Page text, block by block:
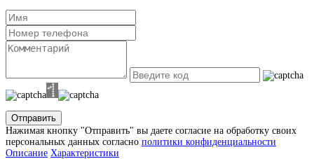
Отправить
Нажимая кнопку "Отправить" вы даете согласие на обработку своих
персональных данных согласно политики конфиденциальности
Описание Характеристики